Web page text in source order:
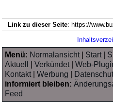
Link zu dieser Seite: https://
Menü: Normalansicht| Start|
Aktuell
|Verkündet|Web-
Kontakt|Werbung
informiert bleiben:
Feed